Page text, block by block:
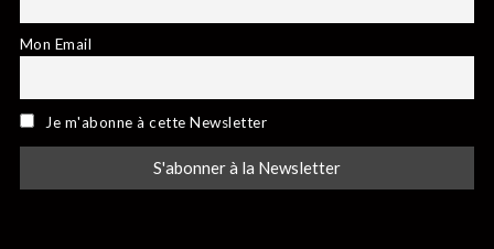
Mon Email
Je m'abonne à cette Newsletter